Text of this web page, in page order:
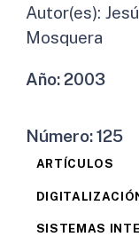
Autor(es):
Mosquera
Año:2003
Número:125
ARTÍCULOS
SISTEMAS